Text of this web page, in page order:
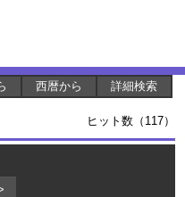
西暦から 詳細検索
ヒット数（117）